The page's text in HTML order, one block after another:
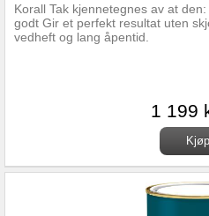
Korall Tak kjennetegnes av at
godt Gir et perfekt resultat uten
vedheft og lang åpentid.
1 199